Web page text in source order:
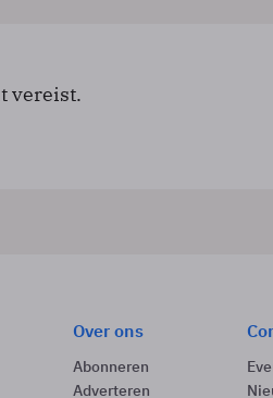
vereist.
Over ons
Abonneren
Adverteren